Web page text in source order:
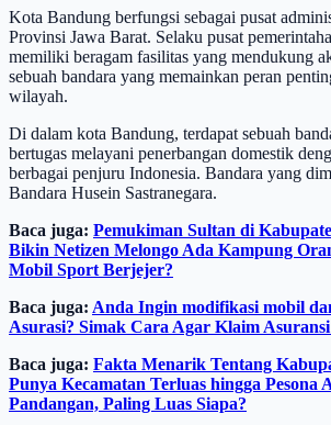
Kota Bandung berfungsi sebagai pusat
Provinsi Jawa Barat. Selaku pusat
memiliki beragam fasilitas yang mendukung
sebuah bandara yang memainkan peran
wilayah.
Di dalam kota Bandung, terdapat sebuah
bertugas melayani penerbangan domestik
berbagai penjuru Indonesia. Bandara yang
Bandara Husein Sastranegara.
Baca juga: Pemukiman Sultan di
Bikin Netizen Melongo Ada Kampung
Mobil Sport Berjejer?
Baca juga: Anda Ingin modifikasi mobil
Asurasi? Simak Cara Agar Klaim
Baca juga: Fakta Menarik Tentang
Punya Kecamatan Terluas hingga Pesona
Pandangan, Paling Luas Siapa?